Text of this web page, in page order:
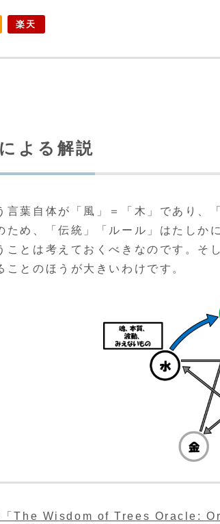
楽天
よる解説
言葉自体が「風」＝「木」であり
ため、「伝統」「ルール」はたしか
ことは考えておくべきなのです。そ
ことのほうが大きいわけです。
「The Wisdom of Trees Oracle: